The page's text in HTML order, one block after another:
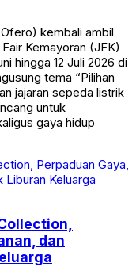
kembali ambil
Kemayoran (JFK)
hingga 12 Juli 2026 di
tema “Pilihan
jajaran sepeda listrik
untuk
gaya hidup
dan